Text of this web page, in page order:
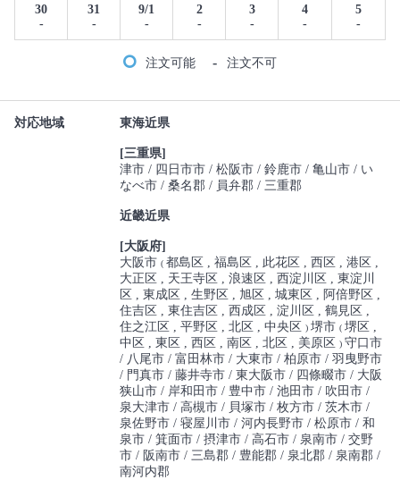
30
-
31
-
9/1
-
2
-
3
-
4
-
5
-
注文可能 - 注文不可
対応地域 東海近県
[三重県]
津市
四日市市 松阪市 鈴鹿市 亀山市 い
なべ市 桑名郡 員弁郡 三重郡
近畿近県
[大阪府]
大阪市(都島区 福島区 此花区 西区
港区
大正区
天王寺区 浪速区 西淀川区
東淀川
区
東成区 生野区 旭区 城東区
阿倍野区
住吉区
東住吉区 西成区 淀川区
鶴見区
住之江区
平野区 北区 中央区)堺市(堺区
中区
東区 西区 南区 北区 美原区)守口市
八尾市 富田林市 大東市 柏原市 羽曳野市
門真市 藤井寺市 東大阪市 四條畷市 大阪
狭山市 岸和田市 豊中市 池田市 吹田市
泉大津市 高槻市 貝塚市 枚方市 茨木市
泉佐野市 寝屋川市 河内長野市 松原市 和
泉市 箕面市 摂津市 高石市 泉南市 交野
市
阪南市 三島郡 豊能郡 泉北郡 泉南郡
南河内郡